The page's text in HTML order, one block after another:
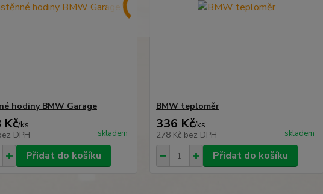
hodiny BMW Garage
Kč/ks
DPH skladem
Přidat do košíku
BMW teploměr
336 Kč/ks
278 Kč bez DPH skladem
Přidat do košíku